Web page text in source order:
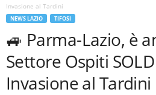
Invasione al Tardini
NEWS LAZIO TIFOSI
🚙 Parma-Lazio, è
Settore Ospiti
Invasione al Tardini